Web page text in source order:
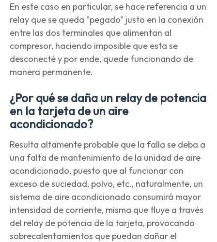
En este caso en particular, se hace referencia a un
relay que se queda "pegado" justo en la conexión
entre las dos terminales que alimentan al
compresor, haciendo imposible que esta se
desconecté y por ende, quede funcionando de
manera permanente.
¿Por qué se daña un relay de potencia
en la tarjeta de un aire
acondicionado?
Resulta altamente probable que la falla se deba a
una falta de mantenimiento de la unidad de aire
acondicionado, puesto que al funcionar con
exceso de suciedad, polvo, etc., naturalmente, un
sistema de aire acondicionado consumirá mayor
intensidad de corriente, misma que fluye a través
del relay de potencia de la tarjeta, provocando
sobrecalentamientos que puedan dañar el